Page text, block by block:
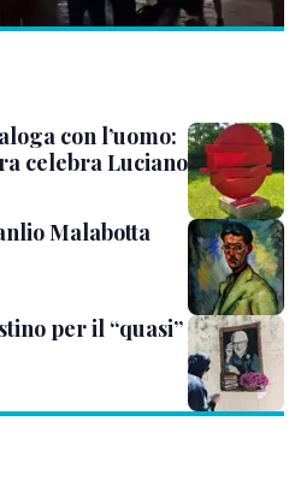
con l’uomo:
celebra Luciano
Malabotta
per il “quasi”